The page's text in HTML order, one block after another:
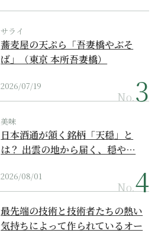
サライ
蕎麦屋の天ぷら「吾妻橋やぶそ
ば」（東京 本所吾妻橋）
2026/07/19
No.
美味
日本酒通が頷く銘柄「天穏」と
は？ 出雲の地から届く、穏や…
2026/08/01
No.
最先端の技術と技術者たちの熱い
気持ちによって作られているオー